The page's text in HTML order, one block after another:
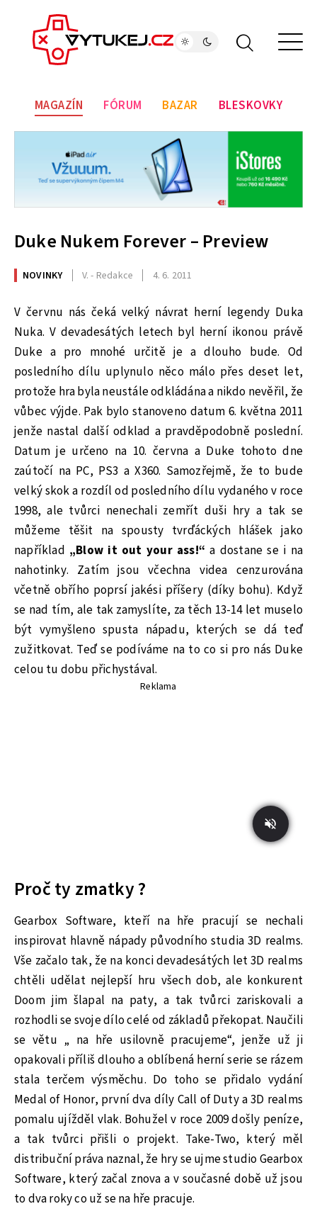
MAGAZÍN FÓRUM BAZAR BLESKOVKY
Duke Nukem Forever – Preview
NOVINKY V. - Redakce 4. 6. 2011
V červnu nás čeká velký návrat herní legendy Duka
Nuka. V devadesátých letech byl herní ikonou právě
Duke a pro mnohé určitě je a dlouho bude. Od
posledního dílu uplynulo něco málo přes deset let,
protože hra byla neustále odkládána a nikdo nevěřil, že
vůbec výjde. Pak bylo stanoveno datum 6. května 2011
jenže nastal další odklad a pravděpodobně poslední.
Datum je určeno na 10. června a Duke tohoto dne
zaútočí na PC, PS3 a X360. Samozřejmě, že to bude
velký skok a rozdíl od posledního dílu vydaného v roce
1998, ale tvůrci nenechali zemřít duši hry a tak se
můžeme těšit na spousty tvrďáckých hlášek jako
například „Blow it out your ass!“ a dostane se i na
nahotinky. Zatím jsou včechna videa cenzurována
včetně obřího poprsí jakési příšery (díky bohu). Když
se nad tím, ale tak zamyslíte, za těch 13-14 let muselo
být vymyšleno spusta nápadu, kterých se dá teď
zužitkovat. Teď se podíváme na to co si pro nás Duke
celou tu dobu přichystával.
Reklama
Proč ty zmatky ?
Gearbox Software, kteří na hře pracují se nechali
inspirovat hlavně nápady původního studia 3D realms.
Vše začalo tak, že na konci devadesátých let 3D realms
chtěli udělat nejlepší hru všech dob, ale konkurent
Doom jim šlapal na paty, a tak tvůrci zariskovali a
rozhodli se svoje dílo celé od základů překopat. Naučili
se větu „ na hře usilovně pracujeme“, jenže už ji
opakovali příliš dlouho a oblíbená herní serie se rázem
stala terčem výsměchu. Do toho se přidalo vydání
Medal of Honor, první dva díly Call of Duty a 3D realms
pomalu ujížděl vlak. Bohužel v roce 2009 došly peníze,
a tak tvůrci přišli o projekt. Take-Two, který měl
distribuční práva naznal, že hry se ujme studio Gearbox
Software, který začal znova a v současné době už jsou
to dva roky co už se na hře pracuje.